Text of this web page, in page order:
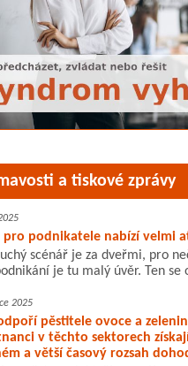
a tiskové zprávy
pro podnikatele nabízí velmi
scénář je za dveřmi, pro
je tu malý úvěr. Ten se
2025
pěstitele ovoce a
v těchto sektorech
a větší časový rozsah